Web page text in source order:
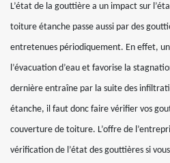
L’état de la gouttière a un impact sur
toiture étanche passe aussi par des
entretenues périodiquement. En effet,
l’évacuation d’eau et favorise la
dernière entraîne par la suite des
étanche, il faut donc faire vérifier vos
couverture de toiture. L’offre de
vérification de l’état des gouttières si